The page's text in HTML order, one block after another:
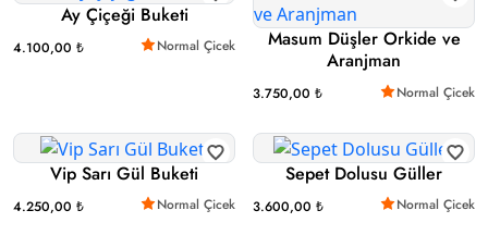
Ay Çiçeği Buketi
4.100,00 ₺ Normal Çicek
Masum Düşler Orkide ve
Aranjman
3.750,00 ₺ Normal Çicek
Vip Sarı Gül Buketi
4.250,00 ₺ Normal Çicek
Sepet Dolusu Güller
3.600,00 ₺ Normal Çicek